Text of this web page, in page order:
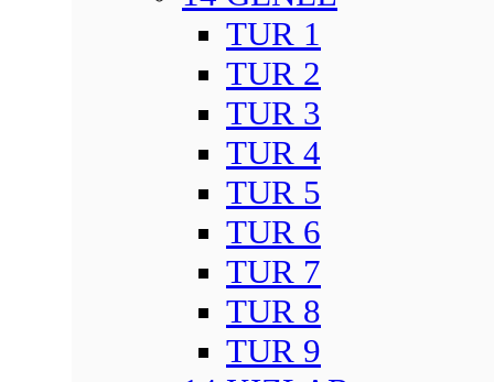
TUR 1
TUR 2
TUR 3
TUR 4
TUR 5
TUR 6
TUR 7
TUR 8
TUR 9